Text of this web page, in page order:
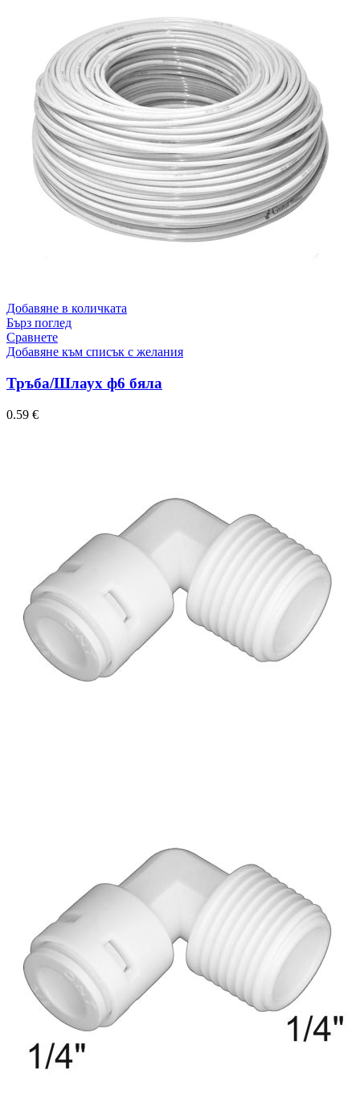
Добавяне в количката
Бърз поглед
Сравнете
Добавяне към списък с желания
Тръба/Шлаух ф6 бяла
0.59 €